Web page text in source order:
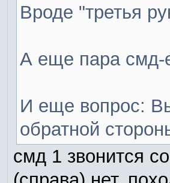
Вроде "третья
А еще пара смд-
И еще вопрос:
обратной
смд 1 звонится